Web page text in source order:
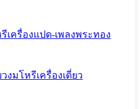
เครื่องแปด-เพลงพระทอง
งมโหรีเครื่องเดี่ยว